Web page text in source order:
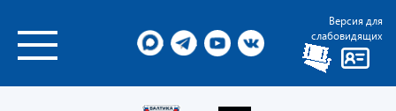
Версия для
слабовидящих